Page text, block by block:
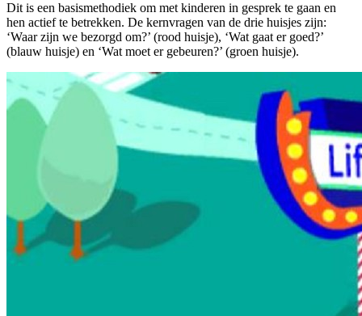
Dit is een basismethodiek om met kinderen in gesprek te gaan en
hen actief te betrekken. De kernvragen van de drie huisjes zijn:
‘Waar zijn we bezorgd om?’ (rood huisje), ‘Wat gaat er goed?’
(blauw huisje) en ‘Wat moet er gebeuren?’ (groen huisje).